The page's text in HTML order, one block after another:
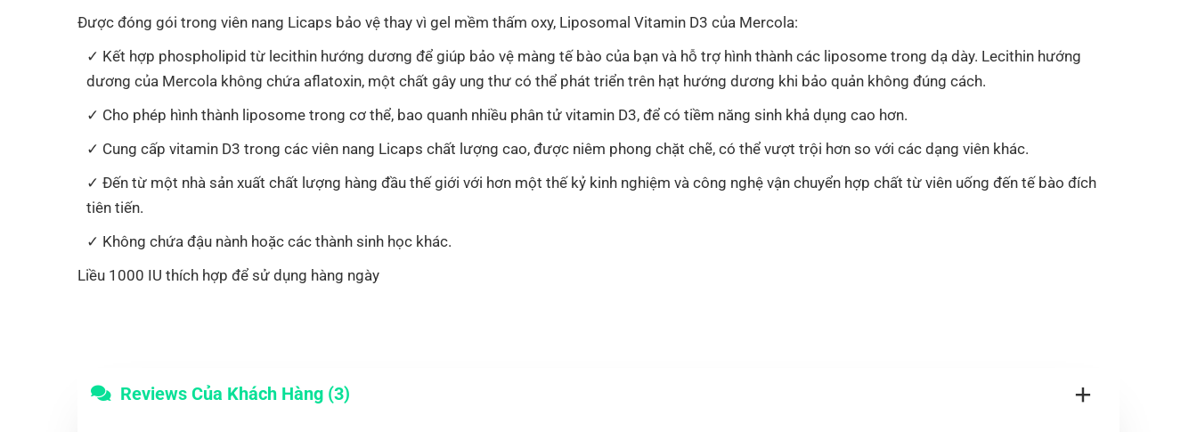
Được đóng gói trong viên nang Licaps bảo vệ thay vì gel mềm thấm oxy, Liposomal Vitamin D3 của Mercola:
Kết hợp phospholipid từ lecithin hướng dương để giúp bảo vệ màng tế bào của bạn và hỗ trợ hình thành các liposome trong dạ dày. Lecithin hướng
dương của Mercola không chứa aflatoxin, một chất gây ung thư có thể phát triển trên hạt hướng dương khi bảo quản không đúng cách.
Cho phép hình thành liposome trong cơ thể, bao quanh nhiều phân tử vitamin D3, để có tiềm năng sinh khả dụng cao hơn.
Cung cấp vitamin D3 trong các viên nang Licaps chất lượng cao, được niêm phong chặt chẽ, có thể vượt trội hơn so với các dạng viên khác.
Đến từ một nhà sản xuất chất lượng hàng đầu thế giới với hơn một thế kỷ kinh nghiệm và công nghệ vận chuyển hợp chất từ viên uống đến tế bào đích
tiên tiến.
Không chứa đậu nành hoặc các thành sinh học khác.
Liều 1000 IU thích hợp để sử dụng hàng ngày
Reviews Của Khách Hàng (3)